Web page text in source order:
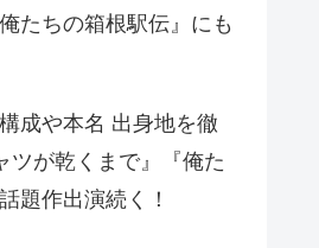
たちの箱根駅伝』にも
成や本名 出身地を徹
ツが乾くまで』『俺た
題作出演続く！